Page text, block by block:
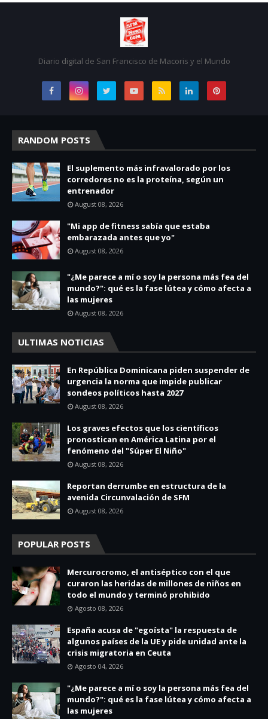
Diario digital de San Francisco de Macoris y el Mundo
RANDOM POSTS
El suplemento más infravalorado por los
corredores no es la proteína, según un
entrenador
August 08, 2026
"Mi app de fitness sabía que estaba
embarazada antes que yo"
August 08, 2026
"¿Me parece a mí o soy la persona más fea del
mundo?": qué es la fase lútea y cómo afecta a
las mujeres
August 08, 2026
ULTIMAS NOTICIAS
En República Dominicana piden suspender de
urgencia la norma que impide publicar
sondeos políticos hasta 2027
August 08, 2026
Los graves efectos que los científicos
pronostican en América Latina por el
fenómeno del "Súper El Niño"
August 08, 2026
Reportan derrumbe en estructura de la
avenida Circunvalación de SFM
August 08, 2026
POPULAR POSTS
Mercurocromo, el antiséptico con el que
curaron las heridas de millones de niños en
todo el mundo y terminó prohibido
Agosto 08, 2026
España acusa de "egoísta" la respuesta de
algunos países de la UE y pide unidad ante la
crisis migratoria en Ceuta
Agosto 04, 2026
"¿Me parece a mí o soy la persona más fea del
mundo?": qué es la fase lútea y cómo afecta a
las mujeres